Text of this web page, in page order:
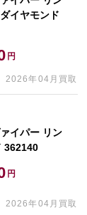
イヤモンド
円
2026年04月買取
イパー リン
362140
円
2026年04月買取